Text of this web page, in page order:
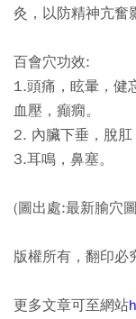
灸，以防精神亢奮
百會穴功效:
1.頭痛，眩暈，健
血壓，癲癇。
2. 內臟下垂，脫肛
3.耳鳴，鼻塞。
(圖出處:最新腧穴
版權所有，翻印必
更多文章可至網站